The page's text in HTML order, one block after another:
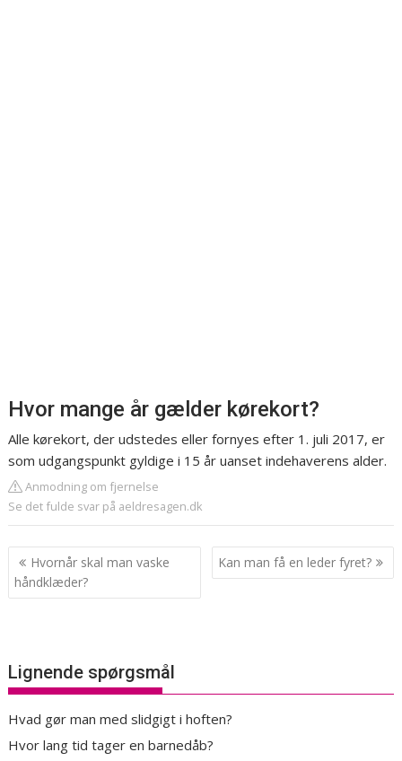
Hvor mange år gælder kørekort?
Alle kørekort, der udstedes eller fornyes efter 1. juli 2017, er
som udgangspunkt gyldige i 15 år uanset indehaverens alder.
Anmodning om fjernelse
Se det fulde svar på aeldresagen.dk
Indlægsnavigation
Hvornår skal man vaske
håndklæder?
Kan man få en leder fyret?
Lignende spørgsmål
Hvad gør man med slidgigt i hoften?
Hvor lang tid tager en barnedåb?